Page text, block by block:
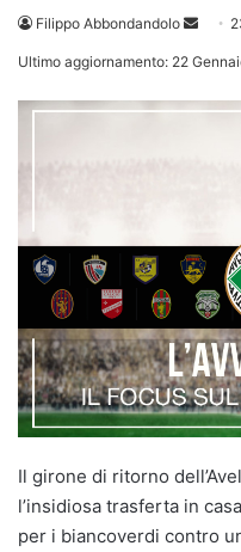
Filippo Abbondandolo
Invia
Ultimo aggiornamento: 22
Il girone di ritorno
l’insidiosa trasferta in
per i biancoverdi contro